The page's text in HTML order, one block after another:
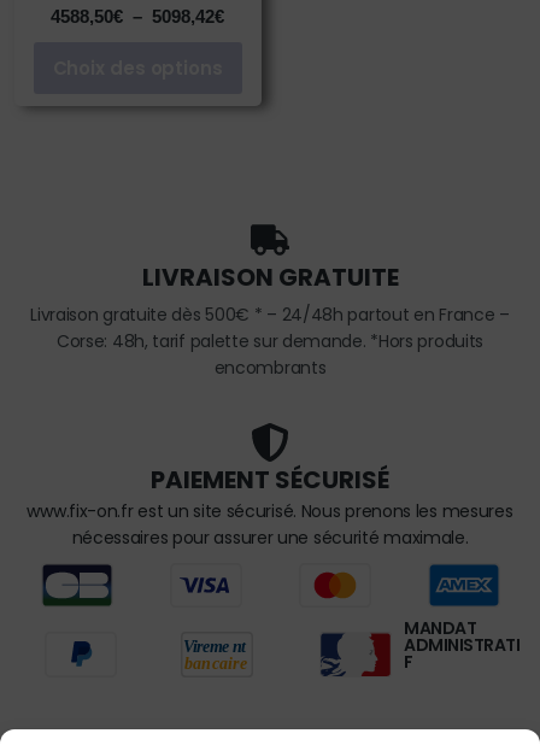
4588,50€ – 5098,42€
LIVRAISON GRATUITE
Livraison gratuite dès 500€ * – 24/48h partout en France –
Corse: 48h, tarif palette sur demande. *Hors produits
encombrants
PAIEMENT SÉCURISÉ
www.fix-on.fr est un site sécurisé. Nous prenons les mesures
nécessaires pour assurer une sécurité maximale.
MANDAT
ADMINISTRATI
F